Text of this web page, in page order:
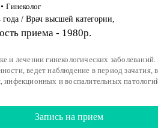
• Гинеколог
/ Врач высшей категории,
приема - 1980р.
и лечении гинекологических
ведет наблюдение в период зачатия,
инфекционных и воспалительных
Запись на прием